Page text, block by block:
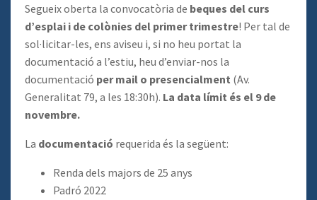
Segueix oberta la convocatòria de beques del curs
d’esplai i de colònies del primer trimestre! Per tal de
sol·licitar-les, ens aviseu i, si no heu portat la
documentació a l’estiu, heu d’enviar-nos la
documentació per mail o presencialment (Av.
Generalitat 79, a les 18:30h). La data límit és el 9 de
novembre.
La documentació requerida és la següent:
Renda dels majors de 25 anys
Padró 2022